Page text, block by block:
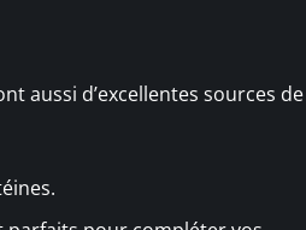
aussi d’excellentes sources de